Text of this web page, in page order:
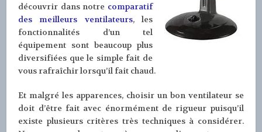
découvrir dans notre comparatif
des meilleurs ventilateurs, les
fonctionnalités d’un tel
équipement sont beaucoup plus
diversifiées que le simple fait de
vous rafraîchir lorsqu’il fait chaud.
Et malgré les apparences, choisir un bon ventilateur se
doit d’être fait avec énormément de rigueur puisqu’il
existe plusieurs critères très techniques à considérer.